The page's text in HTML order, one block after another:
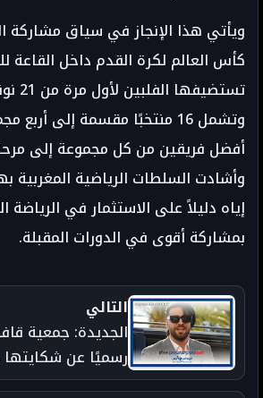
بمشاركة أقوى في الدورات المقبلة.
التالي
الجديدة: جمعية
رسميًا عن
إلياس المالكي